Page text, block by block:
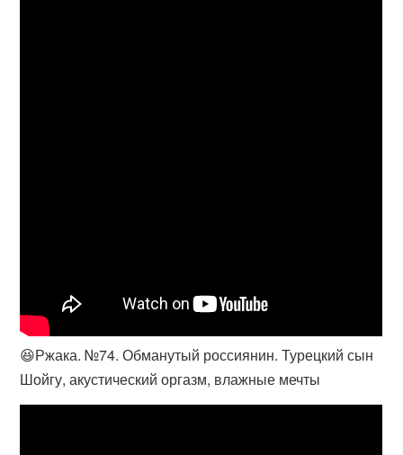
😆Ржака. №74. Обманутый россиянин. Турецкий сын
Шойгу, акустический оргазм, влажные мечты